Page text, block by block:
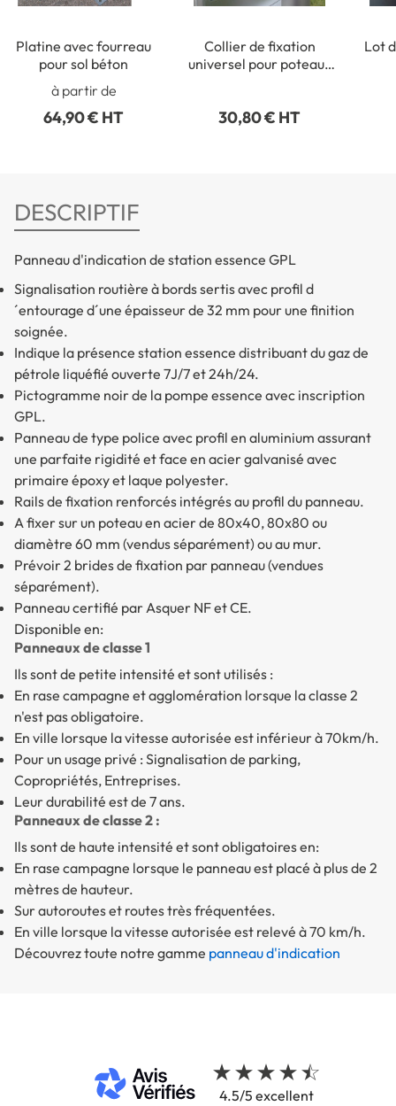
Platine avec fourreau
pour sol béton
à partir de
64,90 € HT
Collier de fixation
universel pour poteaux
30,80 € HT
Lot
DESCRIPTIF
Panneau d'indication de station essence GPL
Signalisation routière à bords sertis avec profil d
´entourage d´une épaisseur de 32 mm pour une finition
soignée.
Indique la présence station essence distribuant du gaz de
pétrole liquéfié ouverte 7J/7 et 24h/24.
Pictogramme noir de la pompe essence avec inscription
GPL.
Panneau de type police avec profil en aluminium assurant
une parfaite rigidité et face en acier galvanisé avec
primaire époxy et laque polyester.
Rails de fixation renforcés intégrés au profil du panneau.
A fixer sur un poteau en acier de 80x40, 80x80 ou
diamètre 60 mm (vendus séparément) ou au mur.
Prévoir 2 brides de fixation par panneau (vendues
séparément).
Panneau certifié par Asquer NF et CE.
Disponible en:
Panneaux de classe 1
Ils sont de petite intensité et sont utilisés :
En rase campagne et agglomération lorsque la classe 2
n'est pas obligatoire.
En ville lorsque la vitesse autorisée est inférieur à 70km/h.
Pour un usage privé : Signalisation de parking,
Copropriétés, Entreprises.
Leur durabilité est de 7 ans.
Panneaux de classe 2 :
Ils sont de haute intensité et sont obligatoires en:
En rase campagne lorsque le panneau est placé à plus de 2
mètres de hauteur.
Sur autoroutes et routes très fréquentées.
En ville lorsque la vitesse autorisée est relevé à 70 km/h.
Découvrez toute notre gamme panneau d'indication
4.5/5 excellent